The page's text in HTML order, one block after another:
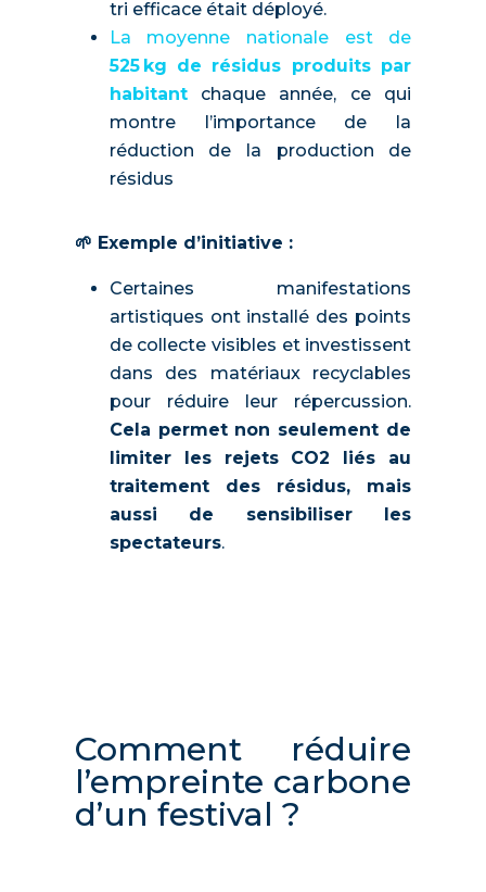
tri efficace était déployé.
La moyenne nationale est de
525 kg de résidus produits par
habitantchaque année, ce qui
montre l’importance de la
réduction de la production de
résidus
🌱 Exemple d’initiative :
Certaines manifestations
artistiques ont installé des points
de collecte visibles et investissent
dans des matériaux recyclables
pour réduire leur répercussion.
Cela permet non seulement de
limiter les rejets CO2 liés au
traitement des résidus, mais
aussi de sensibiliser les
spectateurs.
Comment réduire
l’empreinte carbone
d’un festival ?